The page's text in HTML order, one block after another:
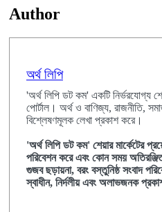
Author
অর্থ লিপি
'অর্থ লিপি ডট কম' একটি নির্ভরযোগ্য
পোর্টাল। অর্থ ও বাণিজ্য, রাজনীতি,
বিশ্লেষণমূলক লেখা প্রকাশ করে।
'অর্থ লিপি ডট কম' শেয়ার মার্কেটের
পরিবেশন করে এবং কোন সময়
গুজব ছড়ায়না, বরং বস্তুনিষ্ঠ সংবাদ
স্বাধীন, নির্দলীয় এবং অলাভজনক